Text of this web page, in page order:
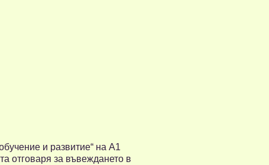
и развитие“ на А1
отговаря за въвеждането в